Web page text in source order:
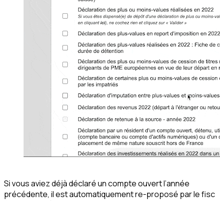
Si vous aviez déjà déclaré un compte ouvert l’année
précédente, il est automatiquement re-proposé par le fisc